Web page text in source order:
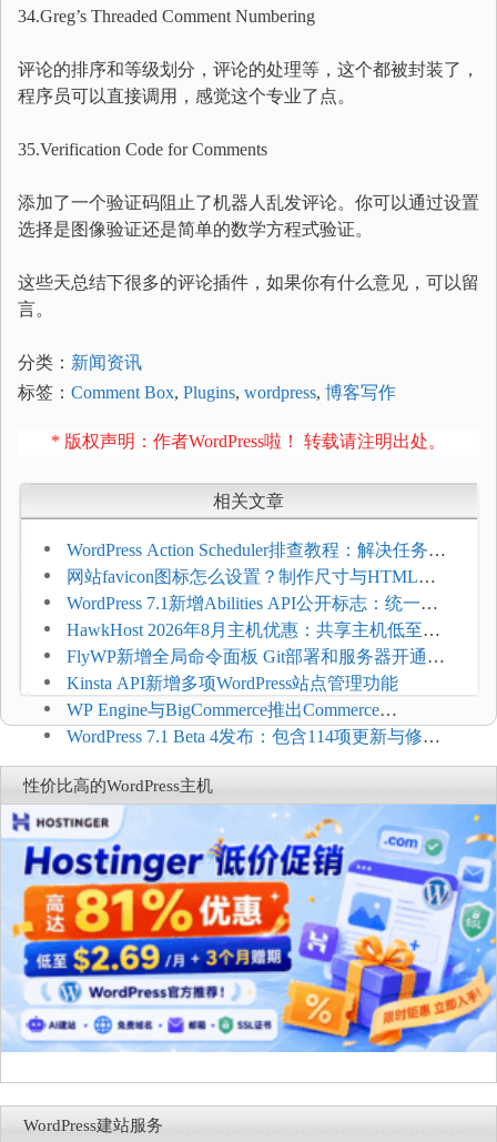
34.Greg’s Threaded Comment Numbering
评论的排序和等级划分，评论的处理等，这个都被封装了，
程序员可以直接调用，感觉这个专业了点。
35.Verification Code for Comments
添加了一个验证码阻止了机器人乱发评论。你可以通过设置
选择是图像验证还是简单的数学方程式验证。
这些天总结下很多的评论插件，如果你有什么意见，可以留
言。
分类： 新闻资讯
标签： Comment Box, Plugins, wordpress, 博客写作
* 版权声明：作者WordPress啦！ 转载请注明出处。
相关文章
WordPress Action Scheduler排查教程：解决任务积
压和订单延迟
网站favicon图标怎么设置？制作尺寸与HTML添
加方法
WordPress 7.1新增Abilities API公开标志：统一支
持REST API、MCP与AI代理
HawkHost 2026年8月主机优惠：共享主机低至
$2.61/月，高性能主机同步折扣
FlyWP新增全局命令面板 Git部署和服务器开通更
方便
Kinsta API新增多项WordPress站点管理功能
WP Engine与BigCommerce推出Commerce
Connect：WordPress商店可保留前台体验并扩展电
商能力
WordPress 7.1 Beta 4发布：包含114项更新与修
复，仅建议在测试环境体验
性价比高的WordPress主机
WordPress建站服务